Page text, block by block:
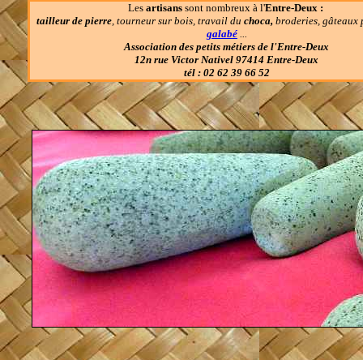
Les artisans sont nombreux à l'Entre-Deux :
tailleur de pierre, tourneur sur bois, travail du choca, broderies, gâteaux
galabé ...
Association des petits métiers de l'Entre-Deux
12n rue Victor Nativel 97414 Entre-Deux
tél : 02 62 39 66 52